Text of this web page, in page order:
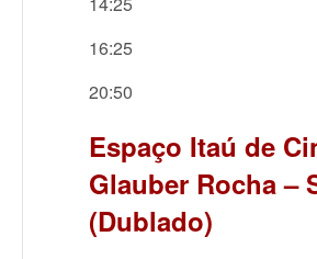
16:25
20:50
Espaço Itaú de
Glauber Rocha –
(Dublado)